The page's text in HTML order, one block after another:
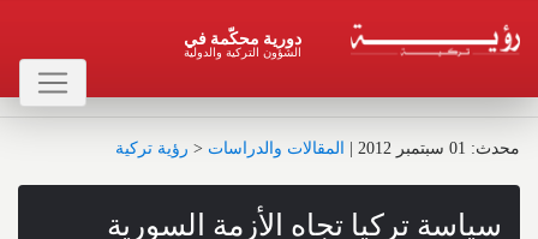
دورية محكّمة في
الشؤون التركية والدولية
محدث : 01 سبتمبر 2012 المقالات والدراسات < رؤية تركية
سياسة تركيا تجاه الأزمة السورية